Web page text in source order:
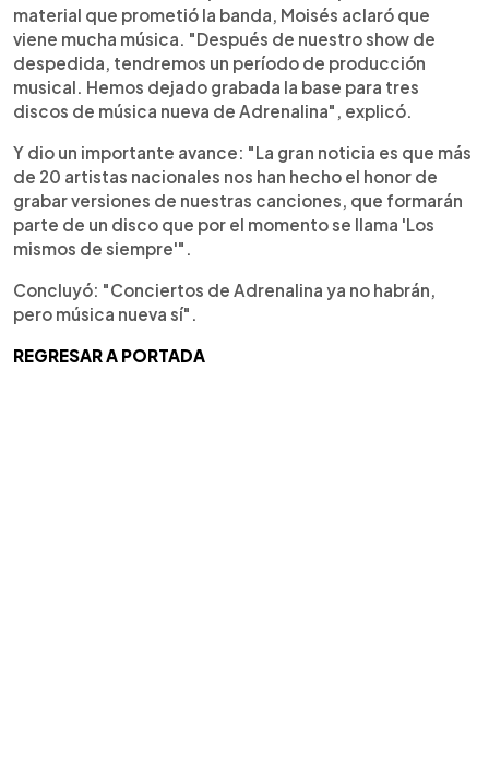
material que prometió la banda, Moisés aclaró que
viene mucha música. "Después de nuestro show de
despedida, tendremos un período de producción
musical. Hemos dejado grabada la base para tres
discos de música nueva de Adrenalina", explicó.
Y dio un importante avance: "La gran noticia es que más
de 20 artistas nacionales nos han hecho el honor de
grabar versiones de nuestras canciones, que formarán
parte de un disco que por el momento se llama 'Los
mismos de siempre'".
Concluyó: "Conciertos de Adrenalina ya no habrán,
pero música nueva sí".
REGRESAR A PORTADA